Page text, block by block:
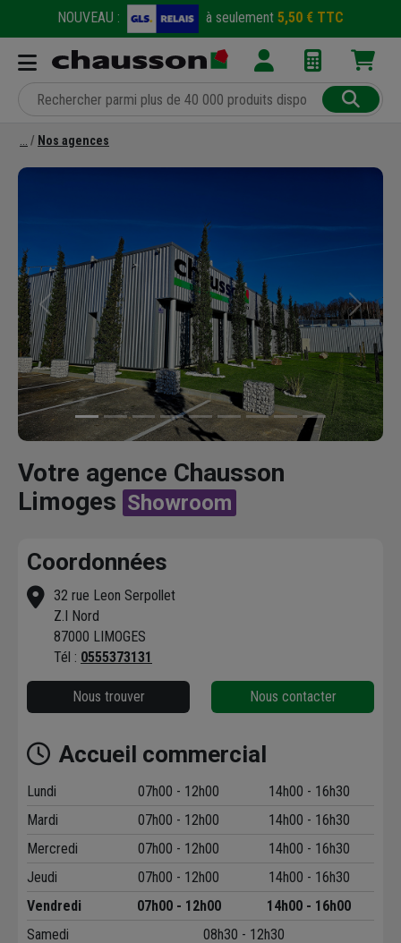
NOUVEAU : à seulement 5,50 € TTC
Nos agences
Précédent Suivant
Votre agence Chausson
Limoges Showroom
Coordonnées
32 rue Leon Serpollet
Z.I Nord
87000 LIMOGES
Tél : 0555373131
Nous trouver Nous contacter
Accueil commercial
Lundi 07h00 - 12h00
14h00 - 16h30
Mardi
07h00 - 12h00
14h00 - 16h30
Mercredi
07h00 - 12h00
14h00 - 16h30
Jeudi
07h00 - 12h00
14h00 - 16h30
Vendredi
07h00 - 12h00
14h00 - 16h00
Samedi
08h30 - 12h30